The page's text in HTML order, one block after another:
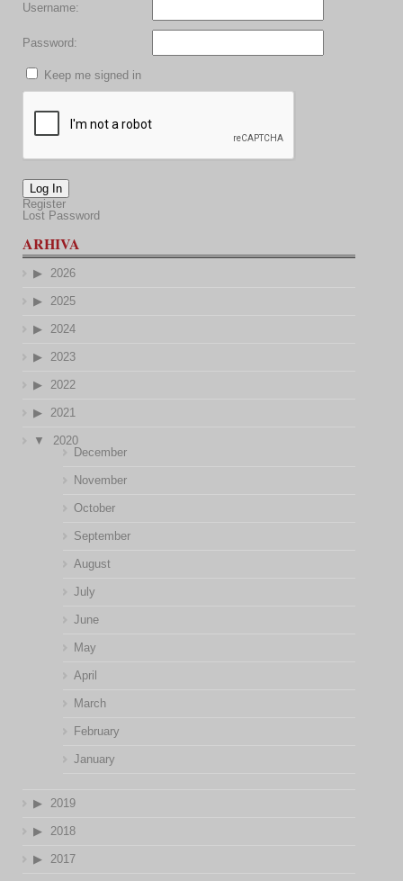
Username:
Password:
Keep me signed in
Log In
Register
Lost Password
ARHIVA
2026
2025
2024
2023
2022
2021
2020
December
November
October
September
August
July
June
May
April
March
February
January
2019
2018
2017